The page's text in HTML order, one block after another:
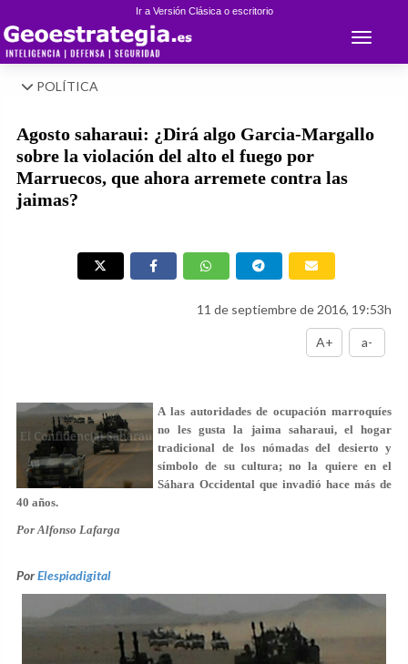
Ir a Versión Clásica o escritorio
Toggle
POLÍTICA
Agosto saharaui: ¿Dirá algo Garcia-Margallo
sobre la violación del alto el fuego por
Marruecos, que ahora arremete contra las
jaimas?
11 de septiembre de 2016, 19:53h
A+ a-
A las autoridades de ocupación marroquíes
no les gusta la jaima saharaui, elhogar
tradicional de los nómadas del desierto y
símbolo de su cultura; no la quiere en el
Sáhara Occidental que invadió hace más de
40 años.
Por Alfonso Lafarga
PorElespiadigital